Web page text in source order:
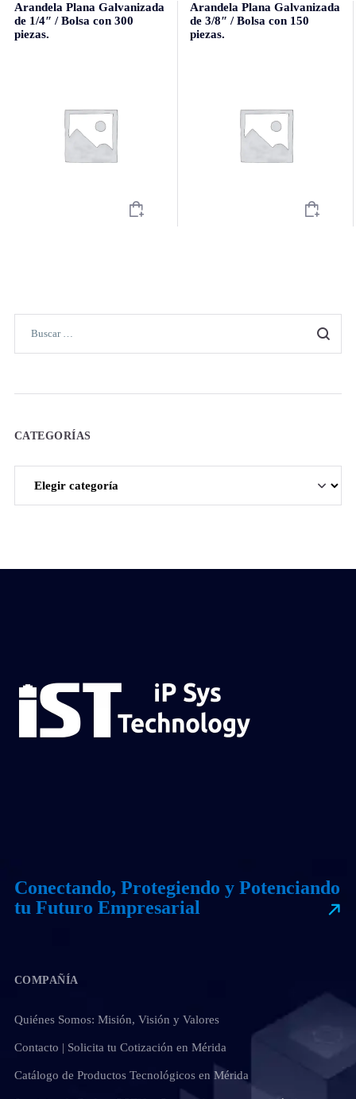
Arandela Plana Galvanizada
de 1/4″ / Bolsa con 300
piezas.
Arandela Plana Galvanizada
de 3/8″ / Bolsa con 150
piezas.
CATEGORÍAS
Conectando, Protegiendo y Potenciando
tu Futuro Empresarial
COMPAÑÍA
Quiénes Somos: Misión, Visión y Valores
Contacto | Solicita tu Cotización en Mérida
Catálogo de Productos Tecnológicos en Mérida